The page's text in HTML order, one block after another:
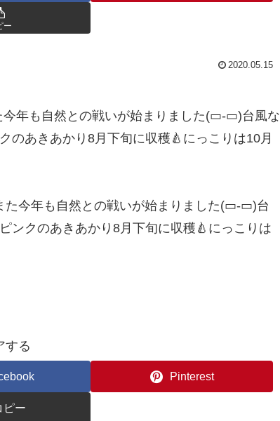
ー
2020.05.15
年も自然との戦いが始まりました(▭‐▭)台風な
のあきあかり8月下旬に収穫🍐にっこりは10月
する
Pinterest
ピー